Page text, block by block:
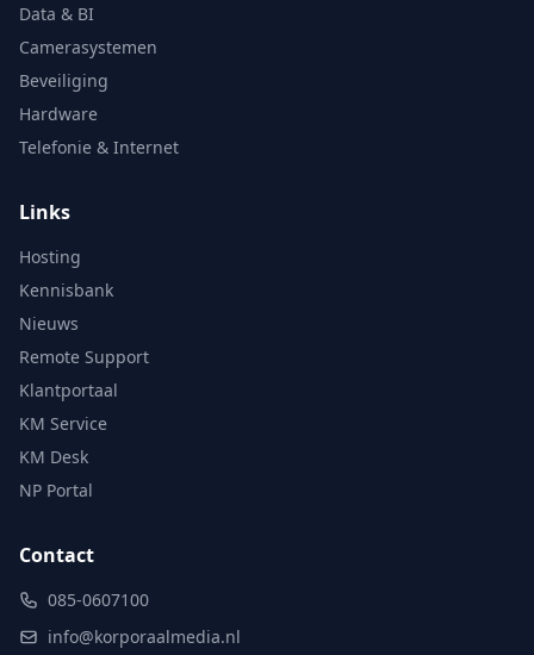
Data & BI
Camerasystemen
Beveiliging
Hardware
Telefonie & Internet
Links
Hosting
Kennisbank
Nieuws
Remote Support
Klantportaal
KM Service
KM Desk
NP Portal
Contact
085-0607100
info@korporaalmedia.nl